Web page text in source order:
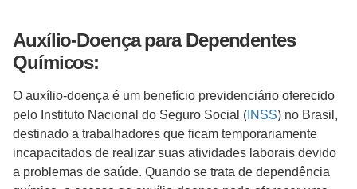
Auxílio-Doença para Dependentes
Químicos:
O auxílio-doença é um benefício previdenciário oferecido
pelo Instituto Nacional do Seguro Social ( INSS) no Brasil,
destinado a trabalhadores que ficam temporariamente
incapacitados de realizar suas atividades laborais devido
a problemas de saúde. Quando se trata de dependência